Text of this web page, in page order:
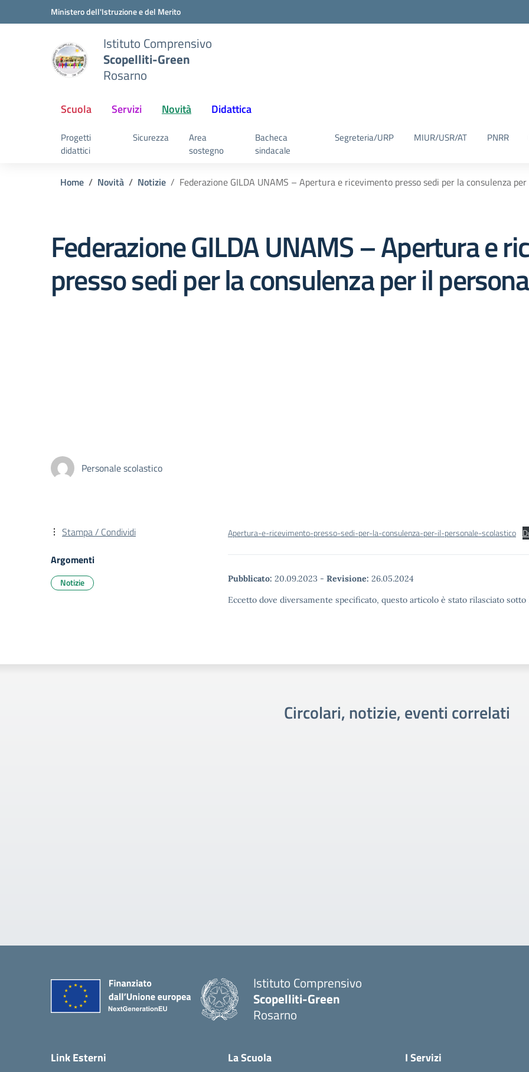
Vai ai contenuti
Vai al menu di navigazioneMinistero dell'Istruzione e del Merito
Istituto Comprensivo
Scopelliti-Green
Rosarno
Scuola Servizi Novità Didattica
Progetti
didattici
Sicurezza
Area
sostegno
Bacheca
sindacale
Segreteria/URP MIUR/USR/AT PNRR
Home Novità Notizie Federazione GILDA UNAMS – Apertura e ricevimento presso sedi per la consulenza
Federazione GILDA UNAMS – Apertura e
presso sedi per la consulenza per il
Personale scolastico
Apertura-e-ricevimento-presso-sedi-per-la-consulenza-per-il-personale-scolastico
Pubblicato: 20.09.2023 - Revisione: 26.05.2024
Eccetto dove diversamente specificato, questo articolo è stato rilasciato
Stampa / Condividi
Argomenti
Notizie
Circolari, notizie, eventi correlati
Istituto Comprensivo
Scopelliti-Green
Rosarno
Link Esterni La Scuola I Servizi